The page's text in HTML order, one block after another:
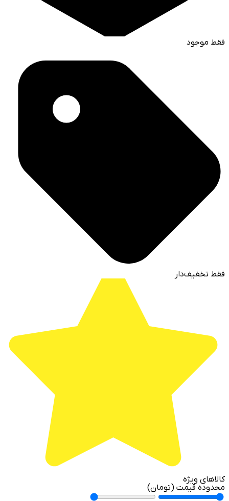
فقط موجود
فقط تخفیف‌دار
کالاهای ویژه
محدوده قیمت (تومان)